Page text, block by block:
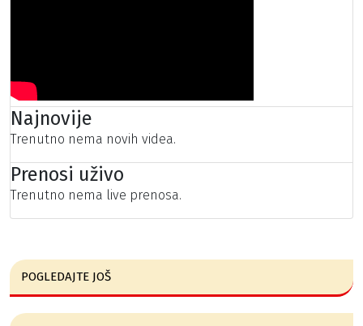
Najnovije
Trenutno nema novih videa.
Prenosi uživo
Trenutno nema live prenosa.
POGLEDAJTE JOŠ